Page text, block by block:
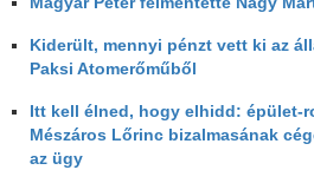
Kiderült, mennyi pénzt vett ki az
Paksi Atomerőműből
Itt kell élned, hogy elhidd: épület-
Mészáros Lőrinc bizalmasának
az ügy